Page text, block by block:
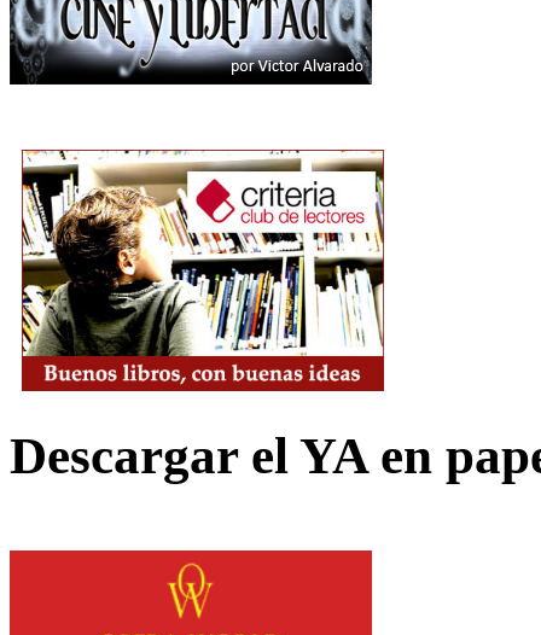
Descargar el YA en